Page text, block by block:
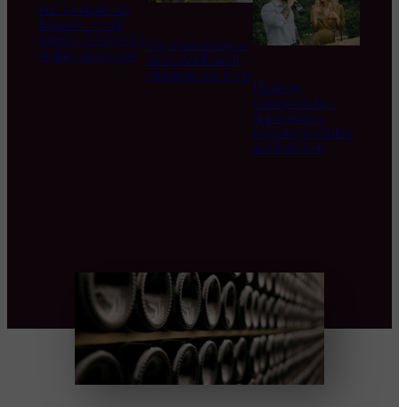
Une bouteille de
Romanée-Conti
adjugée 558.000
dollars, un record
Les conséquences
du réchauffement
climatique sur le vin
L’Horloge
Champenoise :
Apprendre à
Déguster les Bulles
au Fil du Jour